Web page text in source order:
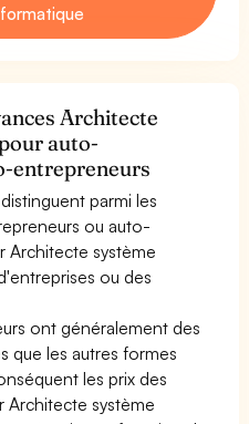
Architecte
auto-
entrepreneurs
parmi les
ou auto-
Architecte système
ou des
ont généralement des
que les autres formes
les prix des
Architecte système